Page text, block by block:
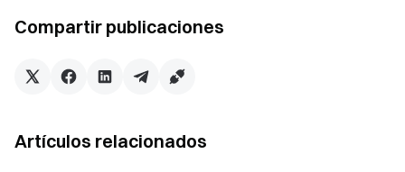
obtenidos durante los últimos 15 días.
directamente tu elegibilidad para airdrops,
podrás disfrutar.
Compartir publicaciones
Artículos relacionados